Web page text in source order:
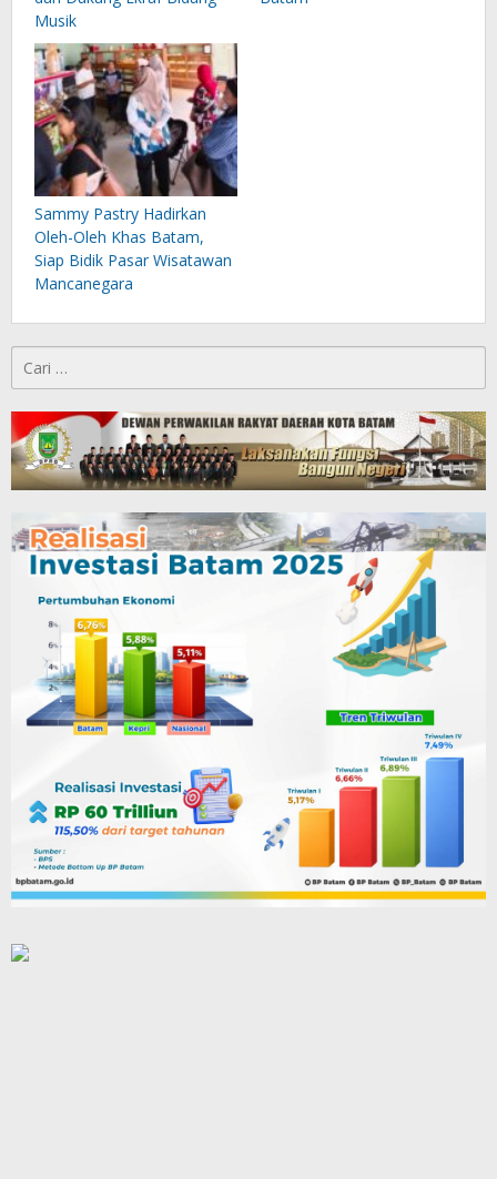
Musik
Sammy Pastry Hadirkan
Oleh-Oleh Khas Batam,
Siap Bidik Pasar Wisatawan
Mancanegara
untuk: